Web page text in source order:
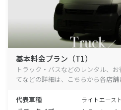
基本料金プラン（T1）
トラック・バスなどのレンタル、
てなどの詳細は、こちらから各店舗
代表車種 ライトエース